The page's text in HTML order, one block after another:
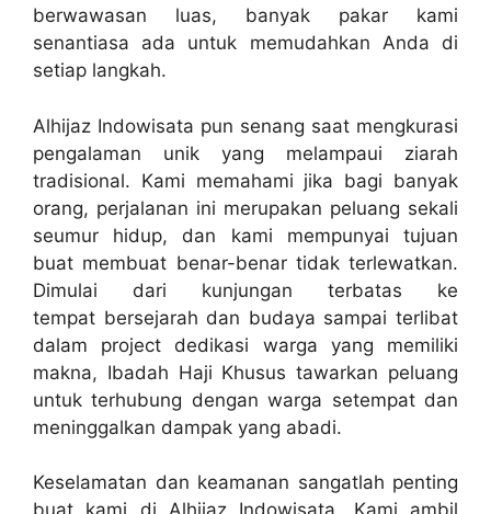
berwawasan luas, banyak pakar kami
senantiasa ada untuk memudahkan Anda di
setiap langkah.
Alhijaz Indowisata pun senang saat mengkurasi
pengalaman unik yang melampaui ziarah
tradisional. Kami memahami jika bagi banyak
orang, perjalanan ini merupakan peluang sekali
seumur hidup, dan kami mempunyai tujuan
buat membuat benar-benar tidak terlewatkan.
Dimulai dari kunjungan terbatas ke
tempat bersejarah dan budaya sampai terlibat
dalam project dedikasi warga yang memiliki
makna, Ibadah Haji Khusus tawarkan peluang
untuk terhubung dengan warga setempat dan
meninggalkan dampak yang abadi.
Keselamatan dan keamanan sangatlah penting
buat kami di Alhijaz Indowisata. Kami ambil